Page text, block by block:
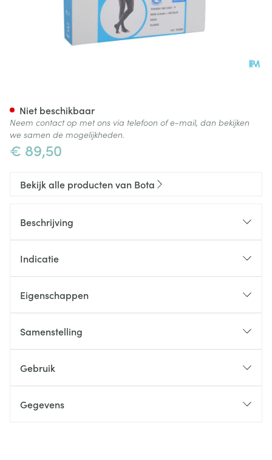
€ 89,50
Niet beschikbaar
Neem contact op met ons via telefoon of e-mail, dan bekijken
we samen de mogelijkheden.
Bekijk alle producten van Bota
Beschrijving
Indicatie
Eigenschappen
Samenstelling
Gebruik
Gegevens